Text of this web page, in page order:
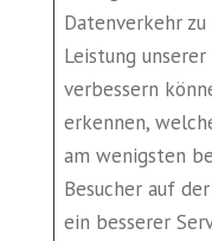
Datenverkehr
Leistung
verbessern
erkennen,
am wenigsten
Besucher auf
ein besserer